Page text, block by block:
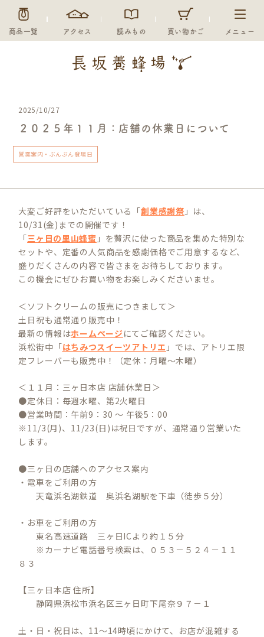
商品一覧 アクセス 読みもの 買い物かご メニュー
2025/10/27
２０２５年１１月：店舗の休業日について
営業案内・ぶんぶん登場日
大変ご好評をいただいている「創業感謝祭 」は、
10/31(金)までの開催です！
「三ヶ日の里山蜂蜜 」を贅沢に使った商品を集めた特別な
セットや、定番の人気商品を感謝価格でご用意するなど、
盛りだくさんの内容で皆さまをお待ちしております。
この機会にぜひお買い物をお楽しみくださいませ。
＜ソフトクリームの販売につきまして＞
土日祝も通常通り販売中！
最新の情報はホームページにてご確認ください。
浜松街中「はちみつスイーツアトリエ 」では、アトリエ限
定フレーバーも販売中！（定休：月曜～木曜）
＜１１月：三ヶ日本店 店舗休業日＞
●定休日：毎週水曜、第2火曜日
●営業時間：午前9：30 ～ 午後5：00
※11/3(月)、11/23(日)は祝日ですが、通常通り営業いた
します。
●三ヶ日の店舗へのアクセス案内
・電車をご利用の方
天竜浜名湖鉄道 奥浜名湖駅を下車（徒歩５分）
・お車をご利用の方
東名高速道路 三ヶ日ICより約１５分
※カーナビ電話番号検索は、０５３－５２４－１１
８３
【三ヶ日本店 住所】
静岡県浜松市浜名区三ヶ日町下尾奈９７－１
土・日・祝日は、11～14時頃にかけて、お店が混雑する